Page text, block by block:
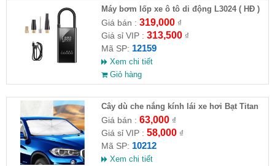
Máy bơm lốp xe ô tô di động L3024 ( HĐ )
Giá bán : 319,000₫
Giá sỉ VIP : 313,500₫
Mã SP: 12159
Xem chi tiết
Giỏ hàng
Cây dù che nắng kính lái xe hơi Bạt Titan
Giá bán : 63,000₫
Giá sỉ VIP : 58,000₫
Mã SP: 10212
Xem chi tiết